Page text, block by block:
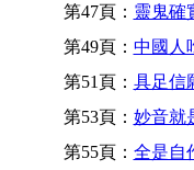
第47頁： 靈鬼確
第49頁： 中國人
第51頁： 具足信
第53頁： 妙音就
第55頁： 全是自